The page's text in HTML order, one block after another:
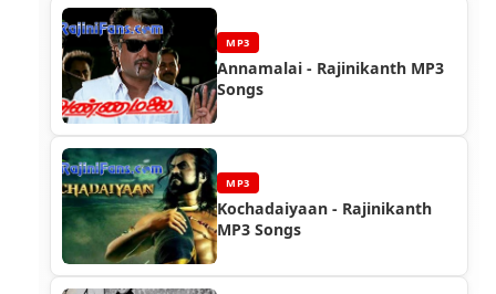
MP3
Annamalai - Rajinikanth MP3
Songs
MP3
Kochadaiyaan - Rajinikanth
MP3 Songs